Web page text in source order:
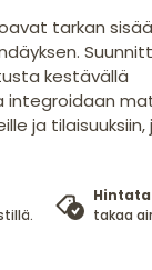
tarkan
kestävällä
integroidaan
ja tilaisuuksiin,
takaa